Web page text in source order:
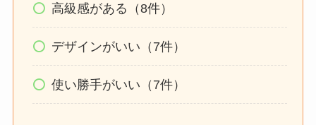
高級感がある（8件）
デザインがいい（7件）
使い勝手がいい（7件）